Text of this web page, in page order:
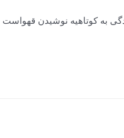
به کوتاهیه نوشیدن قهواست